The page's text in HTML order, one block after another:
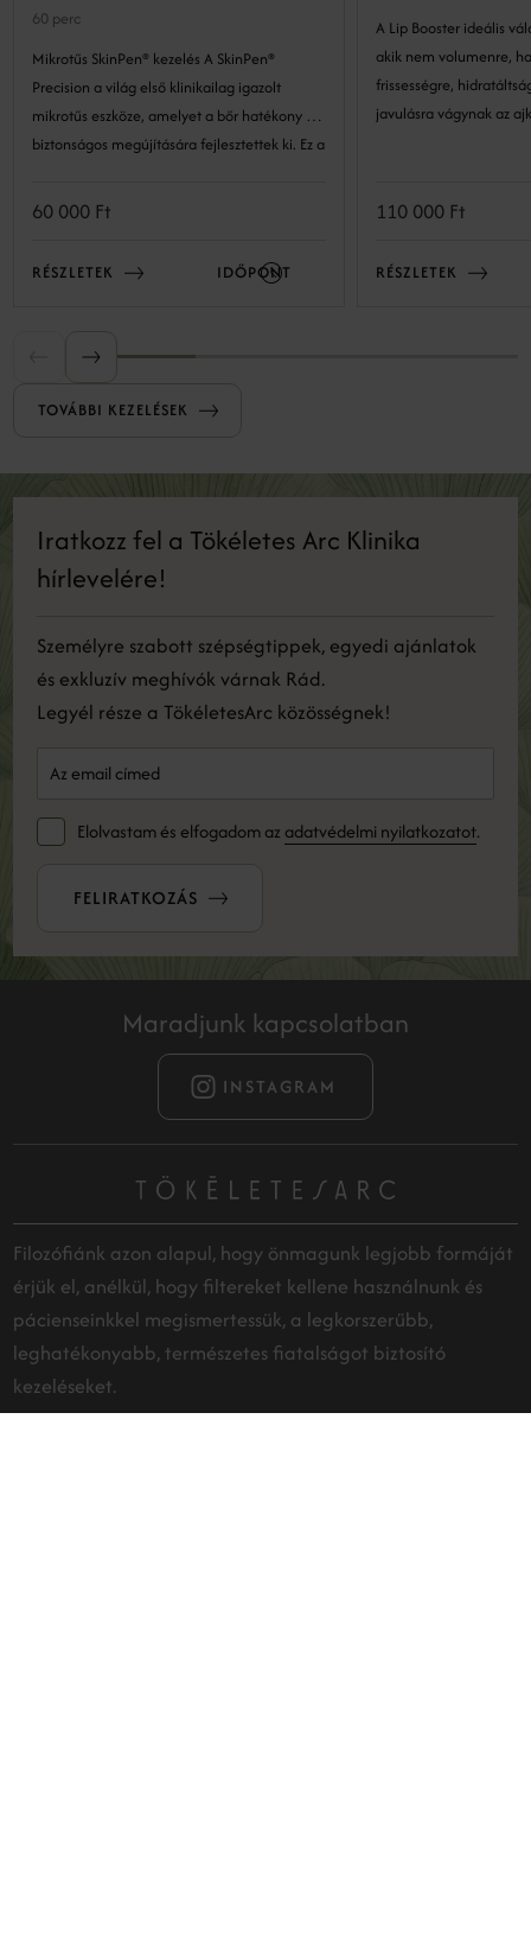
60 perc
Mikrotűs SkinPen® kezelés A SkinPen®
Precision a világ első klinikailag igazolt
mikrotűs eszköze, amelyet a bőr hatékony és
biztonságos megújítására fejlesztettek ki. Ez a
szerkezetének kockázatmentes és látványos
természetes öngyógyulási folyamataira épít:
kontrollált mélységben és intenzitással
60 000 Ft
RÉSZLETEK IDŐPONT
A Lip Booster ideális
akik nem volumenre,
frissességre, hidratáltságra és
javulásra vágynak az
110 000 Ft
RÉSZLETEK
TOVÁBBI KEZELÉSEK
Iratkozz fel a Tökéletes Arc Klinika
hírlevelére!
Személyre szabott szépségtippek, egyedi ajánlatok
és exkluzív meghívók várnak Rád.
Legyél része a TökéletesArc közösségnek!
Elolvastam és elfogadom az adatvédelmi nyilatkozatot.
FELIRATKOZÁS
Maradjunk kapcsolatban
INSTAGRAM
Filozófiánk azon alapul, hogy önmagunk legjobb formáját
érjük el, anélkül, hogy filtereket kellene használnunk és
pácienseinkkel megismertessük, a legkorszerűbb,
leghatékonyabb, természetes fiatalságot biztosító
kezeléseket.